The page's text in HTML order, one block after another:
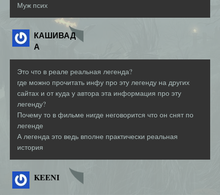
Муж псих
КАШИВАД
А
Это что в реале реальная легенда?
где можно прочитать инфу про эту легенду на других
сайтах и от куда у автора эта информация про эту
легенду?
Почему то в фильме нигде неговорится что он снят по
легенде
А легенда это ведь вполне практически реальная
история
KEENI